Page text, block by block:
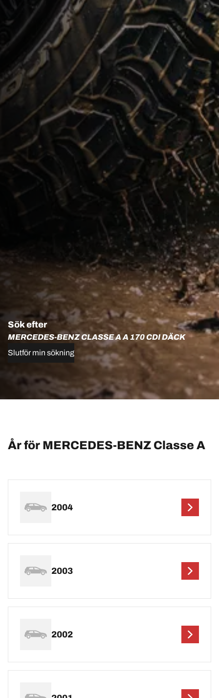
Sök efter
MERCEDES-BENZ CLASSE A A 170 CDI DÄCK
Slutför min sökning
År för MERCEDES-BENZ Classe A
2004
2003
2002